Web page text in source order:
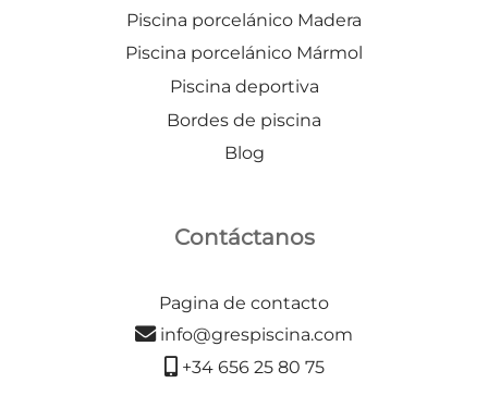
Piscina porcelánico Madera
Piscina porcelánico Mármol
Piscina deportiva
Bordes de piscina
Blog
Contáctanos
Pagina de contacto
info@grespiscina.com
+34 656 25 80 75